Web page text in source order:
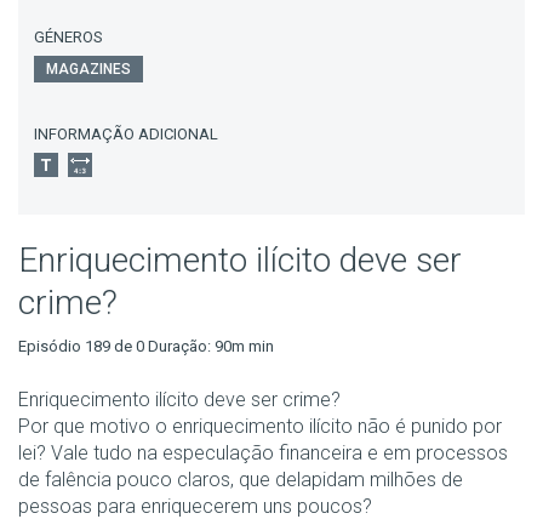
GÉNEROS
MAGAZINES
INFORMAÇÃO ADICIONAL
Enriquecimento ilícito deve ser
crime?
Episódio 189 de 0 Duração: 90m min
Enriquecimento ilícito deve ser crime?
Por que motivo o enriquecimento ilícito não é punido por
lei? Vale tudo na especulação financeira e em processos
de falência pouco claros, que delapidam milhões de
pessoas para enriquecerem uns poucos?